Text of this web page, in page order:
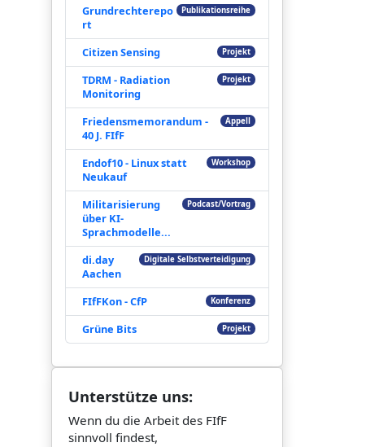
Grundrechterepo
rt
Publikationsreihe
Citizen Sensing Projekt
TDRM - Radiation
Monitoring
Projekt
Friedensmemorandum -
40 J. FIfF
Appell
Endof10 - Linux statt
Neukauf
Workshop
Militarisierung
über KI-
Sprachmodelle...
Podcast/Vortrag
di.day
Aachen
Digitale Selbstverteidigung
FIfFKon - CfP Konferenz
Grüne Bits Projekt
Unterstütze uns:
Wenn du die Arbeit des FIfF
sinnvoll findest,